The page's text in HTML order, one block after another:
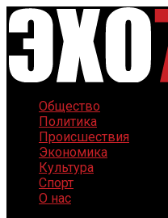
Общество
Политика
Происшествия
Экономика
Культура
Спорт
О нас